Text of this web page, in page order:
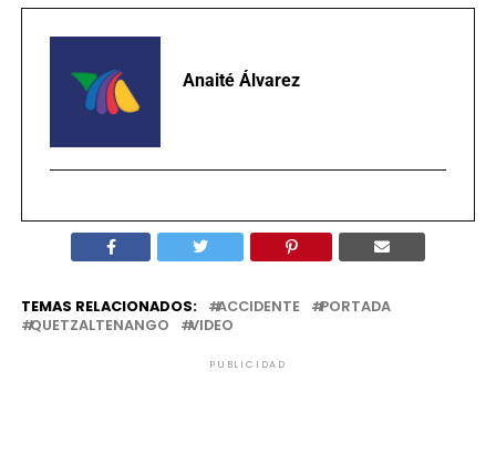
Anaité Álvarez
TEMAS RELACIONADOS: ACCIDENTE
PORTADA
QUETZALTENANGO
VIDEO
PUBLICIDAD